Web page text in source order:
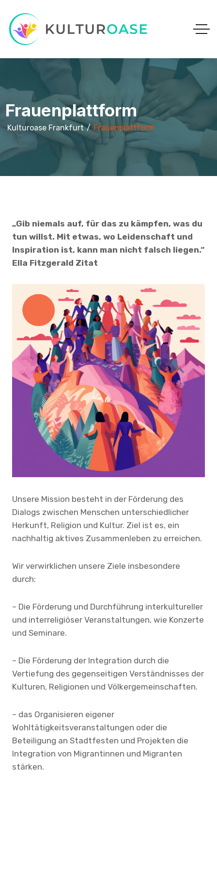
Frauenplattform
Kulturoase Frankfurt Frauenplattform
„Gib niemals auf, für das zu kämpfen, was du
tun willst. Mit etwas, wo Leidenschaft und
Inspiration ist, kann man nicht falsch liegen.“
Ella Fitzgerald Zitat
Unsere Mission besteht in der Förderung des
Dialogs zwischen Menschen unterschiedlicher
Herkunft, Religion und Kultur. Ziel ist es, ein
nachhaltig aktives Zusammenleben zu erreichen.
Wir verwirklichen unsere Ziele insbesondere
durch:
– Die Förderung und Durchführung interkultureller
und interreligiöser Veranstaltungen, wie Konzerte
und Seminare.
– Die Förderung der Integration durch die
Vertiefung des gegenseitigen Verständnisses der
Kulturen, Religionen und Völkergemeinschaften.
– das Organisieren eigener
Wohltätigkeitsveranstaltungen oder die
Beteiligung an Stadtfesten und Projekten die
Integration von Migrantinnen und Migranten
stärken.